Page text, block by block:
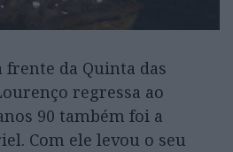
frente da Quinta das
regressa ao
90 também foi a
Com ele levou o seu